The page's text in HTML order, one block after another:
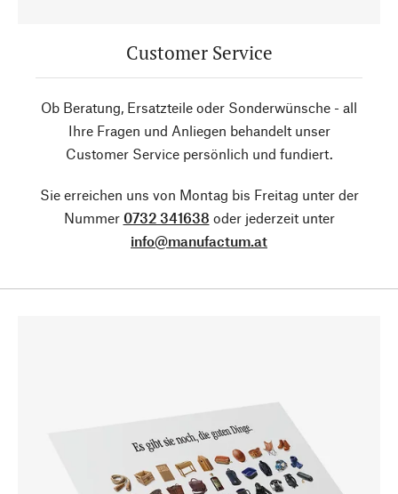
Customer Service
Ob Beratung, Ersatzteile oder Sonderwünsche - all
Ihre Fragen und Anliegen behandelt unser
Customer Service persönlich und fundiert.
Sie erreichen uns von Montag bis Freitag unter der
Nummer 0732 341638 oder jederzeit unter
info@manufactum.at